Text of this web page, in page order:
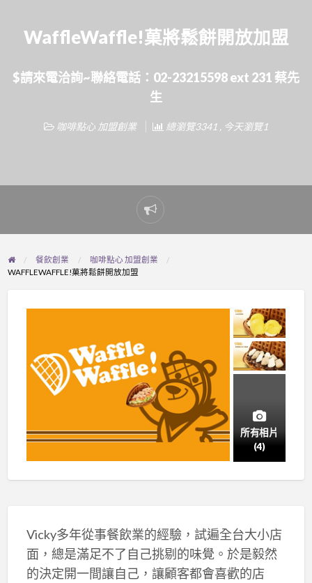
WaffleWaffle!菓將鬆餅開放加盟
$請來電洽詢~聯絡電話：02-23215598 ext 231 蔡先
生
咖啡點心 加盟創業 總瀏覽3341 , 今天瀏覽1
Report
problem
餐飲創業
咖啡點心 加盟創業
WAFFLEWAFFLE!菓將鬆餅開放加盟
所有相片
(4)
Vicky多年從事餐飲業的經驗，試遍全台大小店
面，總是滿足不了自己挑剔的味覺。於是毅然
的決定開一間讓自己，讓顧客都會喜歡的店